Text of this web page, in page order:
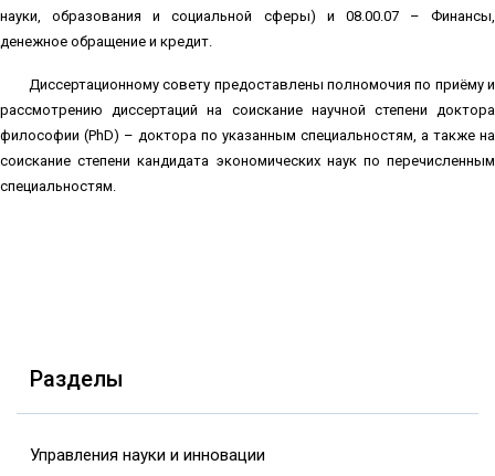
науки, образования и социальной сферы) и 08.00.07 – Финансы,
денежное обращение и кредит.
Диссертационному совету предоставлены полномочия по приёму и
рассмотрению диссертаций на соискание научной степени доктора
философии (PhD) – доктора по указанным специальностям, а также на
соискание степени кандидата экономических наук по перечисленным
специальностям.
Разделы
Управления науки и инновации